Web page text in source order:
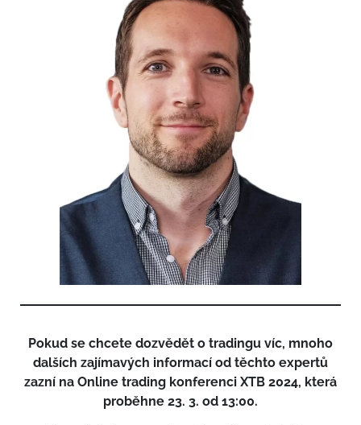
Pokud se chcete dozvědět o tradingu víc, mnoho
dalších zajímavých informací od těchto expertů
zazní na Online trading konferenci XTB 2024, která
proběhne 23. 3. od 13:00.